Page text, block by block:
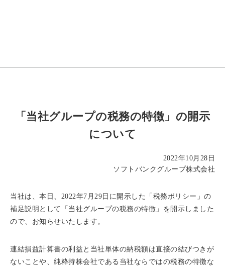
「当社グループの税務の特徴」の開示
について
2022年10月28日
ソフトバンクグループ株式会社
当社は、本日、2022年7月29日に開示した「税務ポリシー」の
補足説明として「当社グループの税務の特徴」を開示しました
ので、お知らせいたします。
連結損益計算書の利益と当社単体の納税額は直接の結びつきが
ないことや、純粋持株会社である当社ならではの税務の特徴な